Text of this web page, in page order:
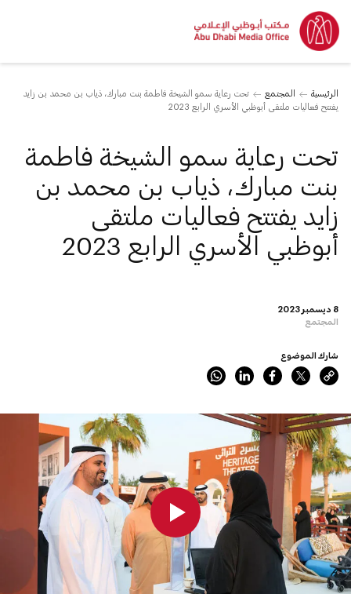
الرئيسية المجتمع
تحت رعاية سمو الشيخة فاطمة بنت مبارك، ذياب بن محمد بن زايد
يفتتح فعاليات ملتقى أبوظبي الأسري الرابع 2023
8 ديسمبر 2023
المجتمع
0:00 0:00
تحت رعاية سمو الشيخة فاطمة
بنت مبارك، ذياب بن محمد بن
زايد يفتتح فعاليات ملتقى
أبوظبي الأسري الرابع 2023
شارك الموضوع